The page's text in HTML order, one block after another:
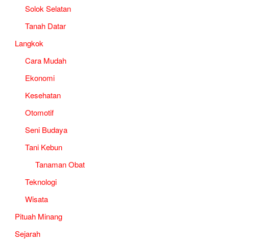
Solok Selatan
Tanah Datar
Langkok
Cara Mudah
Ekonomi
Kesehatan
Otomotif
Seni Budaya
Tani Kebun
Tanaman Obat
Teknologi
Wisata
Pituah Minang
Sejarah